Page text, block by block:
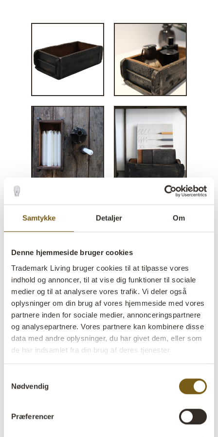
Samtykke Detaljer Om
Denne hjemmeside bruger cookies
Trademark Living bruger cookies til at tilpasse vores
indhold og annoncer, til at vise dig funktioner til sociale
medier og til at analysere vores trafik. Vi deler også
oplysninger om din brug af vores hjemmeside med vores
partnere inden for sociale medier, annonceringspartnere
og analysepartnere. Vores partnere kan kombinere disse
data med andre oplysninger, du har givet dem, eller som
de har indsamlet fra din brug af deres tjenester
Nødvendig
Præferencer
Frilo ny murstensform - sort
lens På lager
Varenr: D16292
Colli: 12 Stk
Farve:
VIGTIGT hvert produkt er unik i farve og finish
Størrelse: